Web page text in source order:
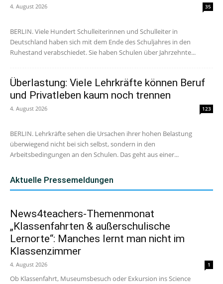
4. August 2026 35
BERLIN. Viele Hundert Schulleiterinnen und Schulleiter in
Deutschland haben sich mit dem Ende des Schuljahres in den
Ruhestand verabschiedet. Sie haben Schulen über Jahrzehnte...
Überlastung: Viele Lehrkräfte können Beruf
und Privatleben kaum noch trennen
4. August 2026 123
BERLIN. Lehrkräfte sehen die Ursachen ihrer hohen Belastung
überwiegend nicht bei sich selbst, sondern in den
Arbeitsbedingungen an den Schulen. Das geht aus einer...
Aktuelle Pressemeldungen
News4teachers-Themenmonat
„Klassenfahrten & außerschulische
Lernorte“: Manches lernt man nicht im
Klassenzimmer
4. August 2026 1
Ob Klassenfahrt, Museumsbesuch oder Exkursion ins Science